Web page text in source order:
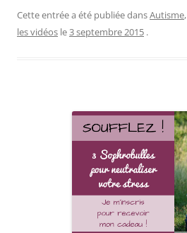
Cette entrée a été publiée dansAutisme,
les vidéos le3 septembre 2015 .